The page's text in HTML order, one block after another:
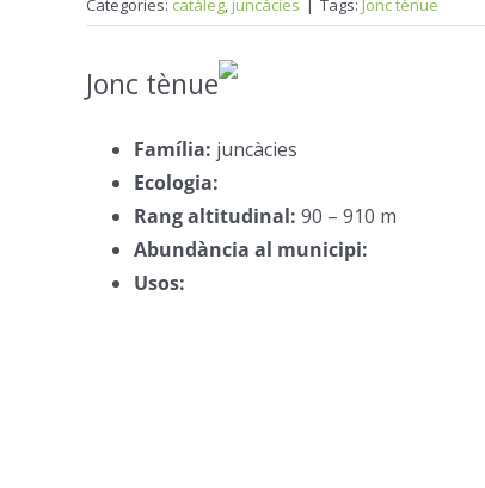
Categories: catàleg,juncàcies | Tags: Jonc tènue
Jonc tènue
Família: juncàcies
Ecologia:
Rang altitudinal: 90 – 910 m
Abundància al municipi:
Usos: